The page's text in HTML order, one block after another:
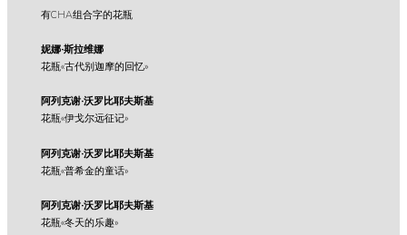
有CHA组合字的花瓶
妮娜·斯拉维娜
花瓶«古代别迦摩的回忆»
阿列克谢·沃罗比耶夫斯基
花瓶«伊戈尔远征记»
阿列克谢·沃罗比耶夫斯基
花瓶«普希金的童话»
阿列克谢·沃罗比耶夫斯基
花瓶«冬天的乐趣»